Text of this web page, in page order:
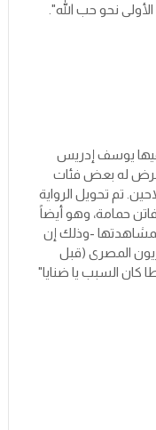
نحو حب الله".
وقد صوَر فيها يوسف إدريس
تتعرض له بعض فئات
تم تحويل الرواية
1965 من بطولة فاتن حمامة، وهو أيضاً
-وذلك إن
المصرى (قبل
كان السبب يا ضنايا"